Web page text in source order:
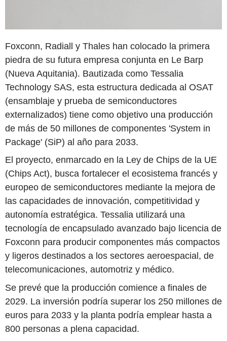
Foxconn, Radiall y Thales han colocado la primera
piedra de su futura empresa conjunta en Le Barp
(Nueva Aquitania). Bautizada como Tessalia
Technology SAS, esta estructura dedicada al OSAT
(ensamblaje y prueba de semiconductores
externalizados) tiene como objetivo una producción
de más de 50 millones de componentes 'System in
Package' (SiP) al año para 2033.
El proyecto, enmarcado en la Ley de Chips de la UE
(Chips Act), busca fortalecer el ecosistema francés y
europeo de semiconductores mediante la mejora de
las capacidades de innovación, competitividad y
autonomía estratégica. Tessalia utilizará una
tecnología de encapsulado avanzado bajo licencia de
Foxconn para producir componentes más compactos
y ligeros destinados a los sectores aeroespacial, de
telecomunicaciones, automotriz y médico.
Se prevé que la producción comience a finales de
2029. La inversión podría superar los 250 millones de
euros para 2033 y la planta podría emplear hasta a
800 personas a plena capacidad.